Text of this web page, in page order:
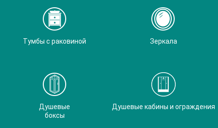
Тумбы с раковиной Зеркала
Душевые
боксы
Душевые кабины и ограждения